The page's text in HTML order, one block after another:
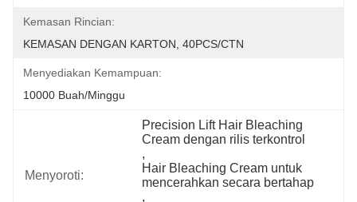
Kemasan Rincian:
KEMASAN DENGAN KARTON, 40PCS/CTN
Menyediakan Kemampuan:
10000 Buah/minggu
Menyoroti:
Precision Lift Hair Bleaching
Cream dengan rilis terkontrol
,
Hair Bleaching Cream untuk
mencerahkan secara bertahap
,